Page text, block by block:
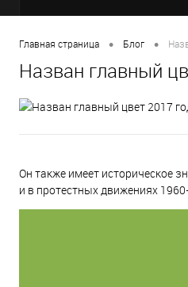
Главная страница • Блог •
Назван главный
Он также имеет историческое
и в протестных движениях